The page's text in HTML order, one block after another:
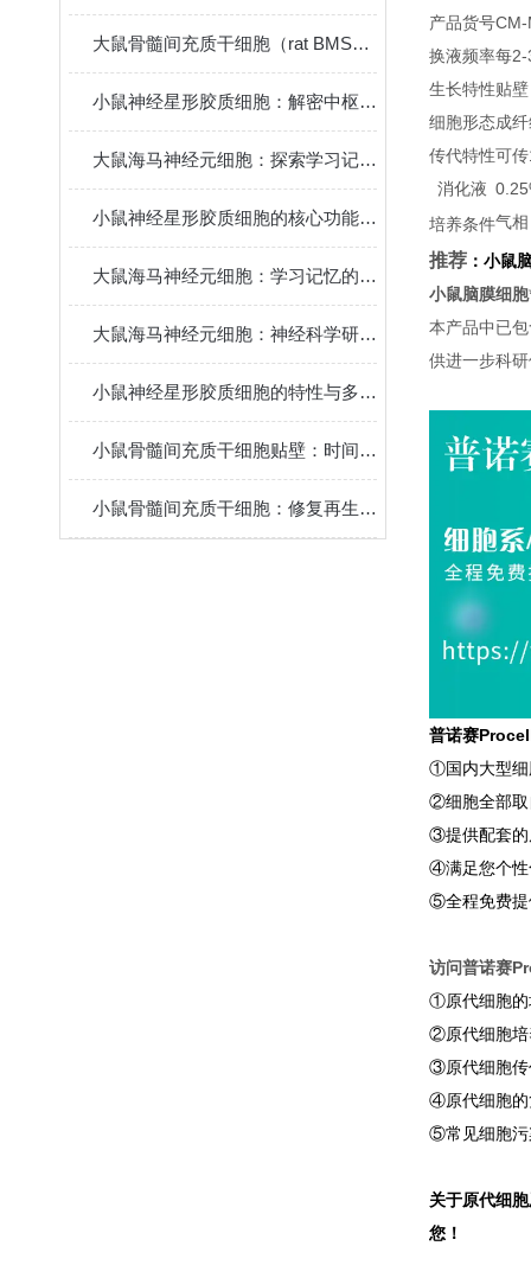
大鼠骨髓间充质干细胞（rat BMSCs）分离、鉴定与应用
小鼠神经星形胶质细胞：解密中枢神经系统功能与疾病机制的核心模型
大鼠海马神经元细胞：探索学习记忆机制与脑疾病病理的黄金模型
小鼠神经星形胶质细胞的核心功能和应用特点
大鼠海马神经元细胞：学习记忆的核心模型
大鼠海马神经元细胞：神经科学研究的关键实验材料
小鼠神经星形胶质细胞的特性与多元功能
小鼠骨髓间充质干细胞贴壁：时间背后的“生命律动”
小鼠骨髓间充质干细胞：修复再生的潜力之星
产品货号CM-
换液频率每2-
生长特性贴壁
细胞形态成
传代特性可
消化液
培养条件气
推荐 ： 小鼠
小鼠脑膜细胞
本产品中已
供进一步科
普诺赛
①国内大型细
②细胞全部取
③提供配套的
④满足您个性
⑤全程免费提
访问普诺赛
①原代细胞的
②原代细胞培
③原代细胞传
④原代细胞的
⑤常见细胞污
关于原代细
您！